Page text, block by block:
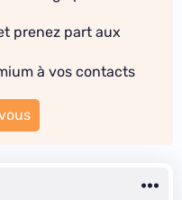
prenez part aux
à vos contacts